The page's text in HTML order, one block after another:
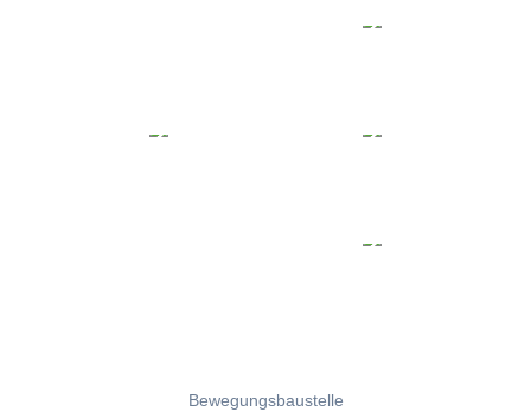
Bewegungsbaustelle